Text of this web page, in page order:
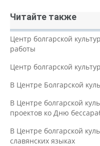
Читайте также
Центр болгарской
работы
Центр болгарской
В Центре Болгарской
В Центре болгарской
проектов ко Дню
В Центре болгарской
славянских языках